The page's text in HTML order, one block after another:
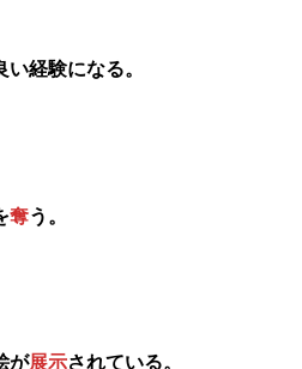
経験になる。
奪う。
が展示されている。